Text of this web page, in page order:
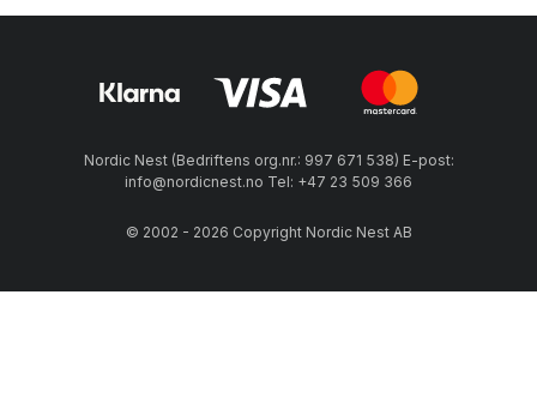
Nordic Nest (Bedriftens org.nr.: 997 671 538) E-post:
info@nordicnest.no Tel: +47 23 509 366
© 2002 - 2026 Copyright Nordic Nest AB